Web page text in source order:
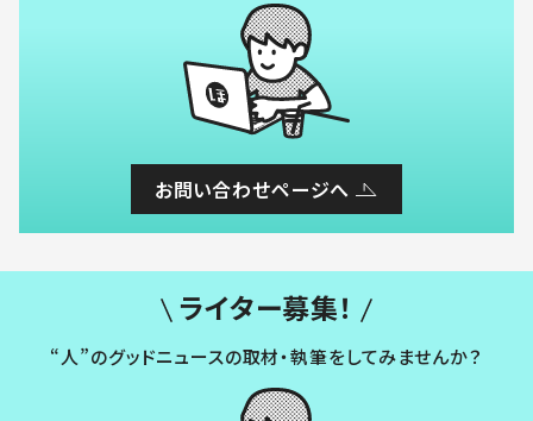
お問い合わせページへ
ライター募集！
“人”のグッドニュースの取材・執筆をしてみませんか？